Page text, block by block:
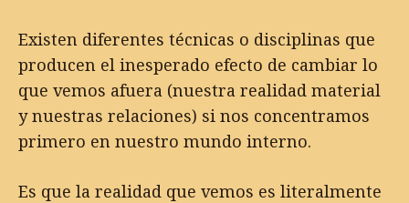
Existen diferentes técnicas o disciplinas que
producen el inesperado efecto de cambiar lo
que vemos afuera (nuestra realidad material
y nuestras relaciones) si nos concentramos
primero en nuestro mundo interno.
Es que la realidad que vemos es literalmente